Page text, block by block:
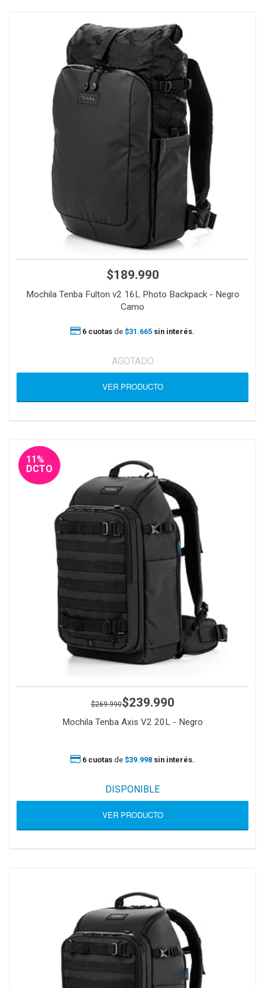
$189.990
Mochila Tenba Fulton v2 16L Photo Backpack - Negro
Camo
6 cuotas de $31.665 sin interés.
AGOTADO
VER PRODUCTO
11%
DCTO
$269.990$239.990
Mochila Tenba Axis V2 20L - Negro
6 cuotas de $39.998 sin interés.
DISPONIBLE
VER PRODUCTO